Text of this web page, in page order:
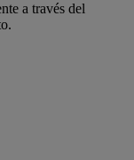
a través del